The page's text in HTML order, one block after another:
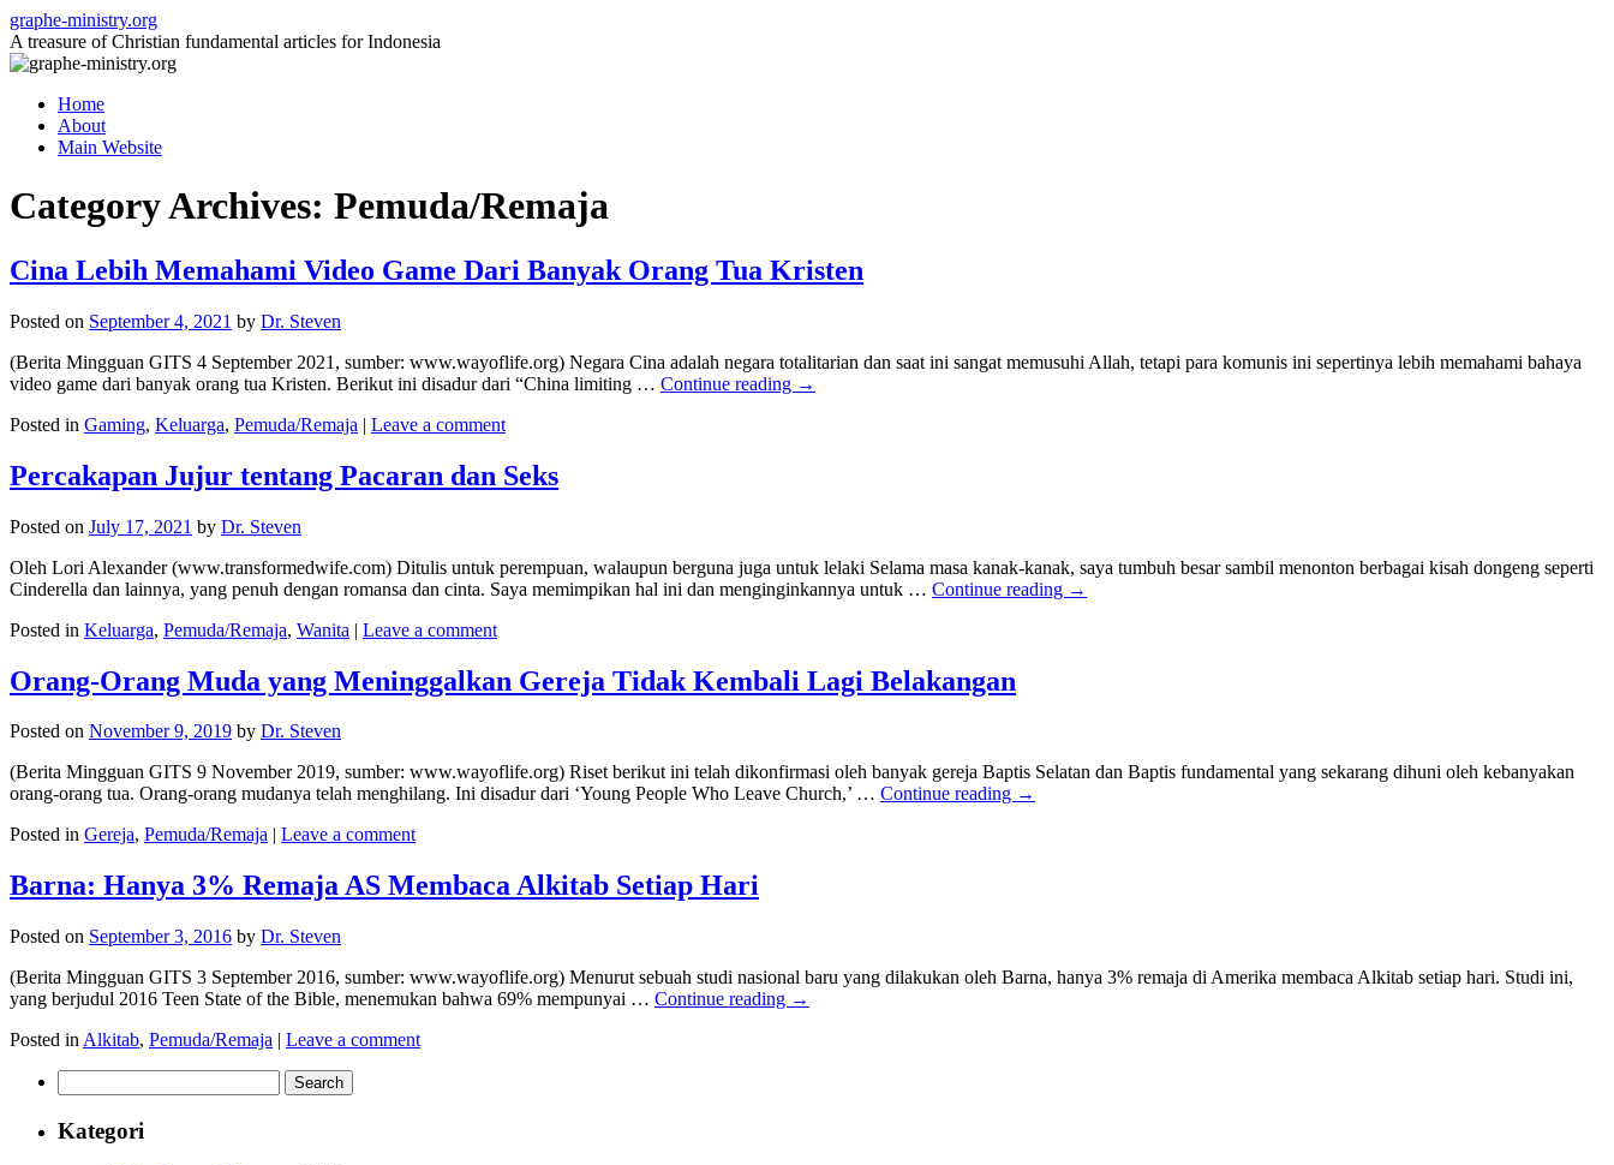
Skip
to
content
graphe-ministry.org
A treasure of Christian fundamental articles for Indonesia
Home
About
Main Website
Category Archives: Pemuda/Remaja
Cina Lebih Memahami Video Game Dari Banyak Orang Tua Kristen
Posted on September 4, 2021 by Dr. Steven
(Berita Mingguan GITS 4 September 2021, sumber: www.wayoflife.org) Negara Cina adalah negara totalitarian dan saat ini sangat memusuhi Allah, tetapi para komunis ini sepertinya lebih memahami bahaya
video game dari banyak orang tua Kristen. Berikut ini disadur dari “China limiting … Continue reading →
Posted in Gaming, Keluarga, Pemuda/Remaja | Leave a comment
Percakapan Jujur tentang Pacaran dan Seks
Posted on July 17, 2021 by Dr. Steven
Oleh Lori Alexander (www.transformedwife.com) Ditulis untuk perempuan, walaupun berguna juga untuk lelaki Selama masa kanak-kanak, saya tumbuh besar sambil menonton berbagai kisah dongeng seperti
Cinderella dan lainnya, yang penuh dengan romansa dan cinta. Saya memimpikan hal ini dan menginginkannya untuk … Continue reading →
Posted in Keluarga, Pemuda/Remaja, Wanita | Leave a comment
Orang-Orang Muda yang Meninggalkan Gereja Tidak Kembali Lagi Belakangan
Posted on November 9, 2019 by Dr. Steven
(Berita Mingguan GITS 9 November 2019, sumber: www.wayoflife.org) Riset berikut ini telah dikonfirmasi oleh banyak gereja Baptis Selatan dan Baptis fundamental yang sekarang dihuni oleh kebanyakan
orang-orang tua. Orang-orang mudanya telah menghilang. Ini disadur dari ‘Young People Who Leave Church,’ … Continue reading →
Posted in Gereja, Pemuda/Remaja | Leave a comment
Barna: Hanya 3% Remaja AS Membaca Alkitab Setiap Hari
Posted on September 3, 2016 by Dr. Steven
(Berita Mingguan GITS 3 September 2016, sumber: www.wayoflife.org) Menurut sebuah studi nasional baru yang dilakukan oleh Barna, hanya 3% remaja di Amerika membaca Alkitab setiap hari. Studi ini,
yang berjudul 2016 Teen State of the Bible, menemukan bahwa 69% mempunyai … Continue reading →
Posted in Alkitab, Pemuda/Remaja | Leave a comment
for:
Kategori